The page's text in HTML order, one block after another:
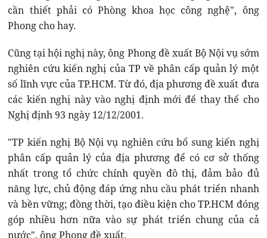
cần thiết phải có Phòng khoa học công nghệ", ông
Phong cho hay.
Cũng tại hội nghị này, ông Phong đề xuất Bộ Nội vụ sớm
nghiên cứu kiến nghị của TP về phân cấp quản lý một
số lĩnh vực của TP.HCM. Từ đó, địa phương đề xuất đưa
các kiến nghị này vào nghị định mới để thay thế cho
Nghị định 93 ngày 12/12/2001.
"TP kiến nghị Bộ Nội vụ nghiên cứu bổ sung kiến nghị
phân cấp quản lý của địa phương để có cơ sở thống
nhất trong tổ chức chính quyền đô thị, đảm bảo đủ
năng lực, chủ động đáp ứng nhu cầu phát triển nhanh
và bền vững; đồng thời, tạo điều kiện cho TP.HCM đóng
góp nhiều hơn nữa vào sự phát triển chung của cả
nước", ông Phong đề xuất.